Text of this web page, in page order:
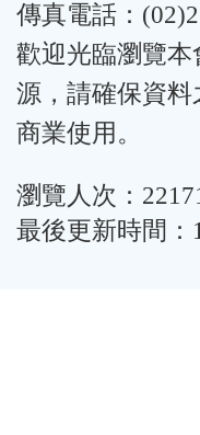
傳真電話：
歡迎光臨瀏覽
源，請確保資
商業使用。
瀏覽人次：
最後更新時間：